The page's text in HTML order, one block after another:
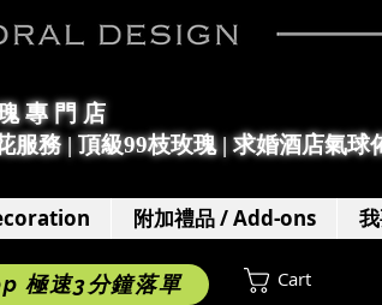
專 門 店
服務 | 頂級99枝玫瑰 |求婚酒店氣球
附加禮品 / Add-ons
極速3分鐘落單 Cart